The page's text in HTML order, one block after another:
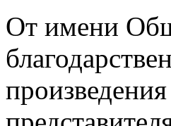
От имени